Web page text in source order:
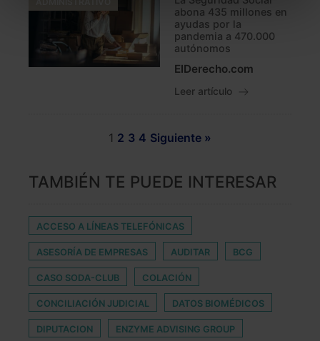
todas las cookies excepto aquellas imprescindibles.
También puedes configurar
las cookies y
seleccionar solo aquellas que quieras permitir en tu
navegador. Si no seleccionas ninguna utilizaremos
las que sean indispensables para la navegación.
abona 435 millones en
ayudas por la
pandemia a 470.000
autónomos
ElDerecho.com
Leer artículo
1 2 3 4 Siguiente »
TAMBIÉN TE PUEDE INTERESAR
ACCESO A LÍNEAS TELEFÓNICAS
ASESORÍA DE EMPRESAS AUDITAR BCG
CASO SODA-CLUB COLACIÓN
CONCILIACIÓN JUDICIAL DATOS BIOMÉDICOS
DIPUTACION ENZYME ADVISING GROUP